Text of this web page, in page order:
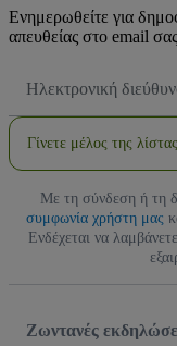
Ενημερωθείτε για
απευθείας στο email σας
Email
Γίνετε μέλος της λίστας
Με τη σύνδεση ή τη
συμφωνία χρήστη μας
Ενδέχεται να
Ζωντανές